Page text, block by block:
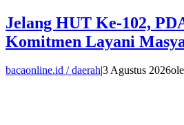
Jelang HUT Ke-102,
Komitmen Layani
bacaonline.id / daerah3 Agustus 2026